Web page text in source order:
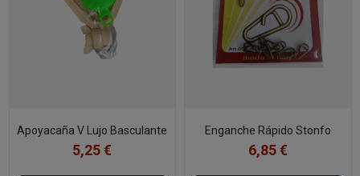
Apoyacaña V Lujo Basculante
5,25 €
Enganche Rápido Stonfo
6,85 €